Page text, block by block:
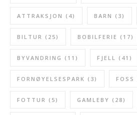
ATTRAKSJON (4) BARN (3)
BILTUR (25) BOBILFERIE (17)
BYVANDRING (11) FJELL (41)
FORNØYELSESPARK (3) FOSS
FOTTUR (5) GAMLEBY (28)